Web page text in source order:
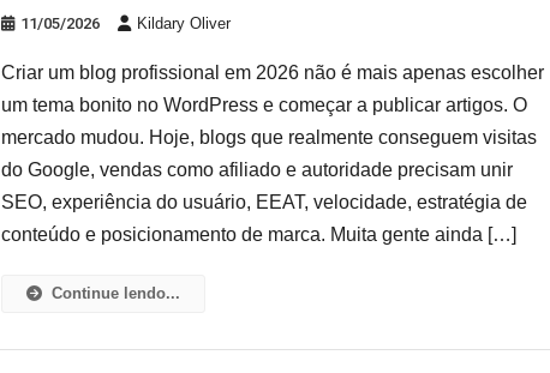
11/05/2026 Kildary Oliver
Criar um blog profissional em 2026 não é mais apenas escolher
um tema bonito no WordPress e começar a publicar artigos. O
mercado mudou. Hoje, blogs que realmente conseguem visitas
do Google, vendas como afiliado e autoridade precisam unir
SEO, experiência do usuário, EEAT, velocidade, estratégia de
conteúdo e posicionamento de marca. Muita gente ainda […]
Continue lendo...